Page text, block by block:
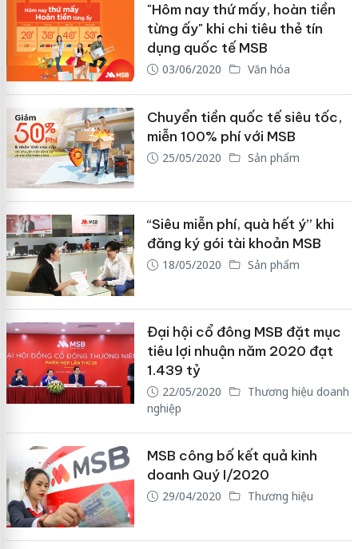
"Hôm nay thứ mấy, hoàn tiền
từng ấy" khi chi tiêu thẻ tín
dụng quốc tế MSB
03/06/2020 Văn hóa
Chuyển tiền quốc tế siêu tốc,
miễn 100% phí với MSB
25/05/2020 Sản phẩm
“Siêu miễn phí, quà hết ý” khi
đăng ký gói tài khoản MSB
18/05/2020 Sản phẩm
Đại hội cổ đông MSB đặt mục
tiêu lợi nhuận năm 2020 đạt
1.439 tỷ
22/05/2020
Thương hiệu doanh
nghiệp
MSB công bố kết quả kinh
doanh Quý I/2020
29/04/2020 Thương hiệu